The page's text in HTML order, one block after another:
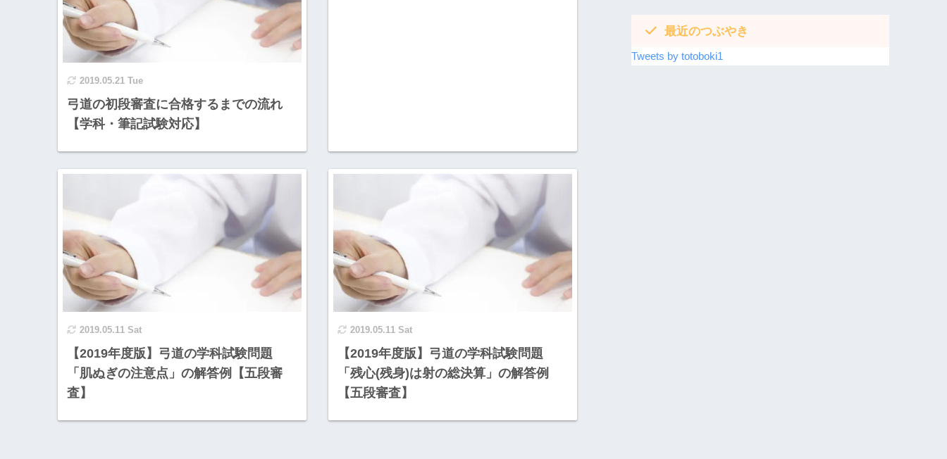
2019.05.21 Tue
弓道の初段審査に合格するまでの流れ
【学科・筆記試験対応】
2019.05.11 Sat
【2019年度版】弓道の学科試験問題
「肌ぬぎの注意点」の解答例【五段審
査】
2019.05.11 Sat
【2019年度版】弓道の学科試験問題
「残心(残身)は射の総決算」の解答例
【五段審査】
最近のつぶやき
Tweets by totoboki1